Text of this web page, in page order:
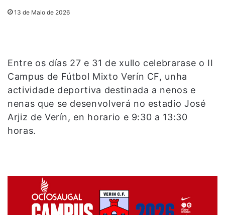
13 de Maio de 2026
Entre os días 27 e 31 de xullo celebrarase o II
Campus de Fútbol Mixto Verín CF, unha
actividade deportiva destinada a nenos e
nenas que se desenvolverá no estadio José
Arjiz de Verín, en horario e 9:30 a 13:30
horas.